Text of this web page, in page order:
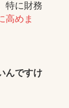
特に財務
高めま
んですけ